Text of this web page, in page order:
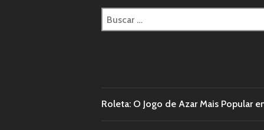
Roleta: O Jogo de Azar Mais Popular